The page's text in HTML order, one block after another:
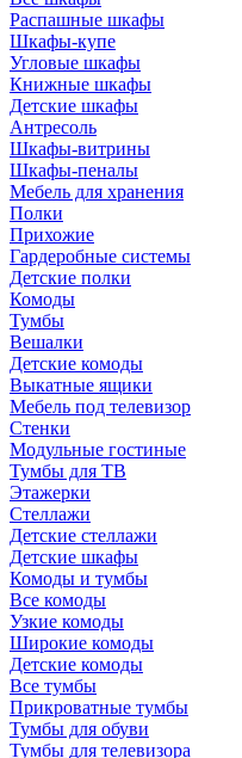
Распашные шкафы
Шкафы-купе
Угловые шкафы
Книжные шкафы
Детские шкафы
Антресоль
Шкафы-витрины
Шкафы-пеналы
Мебель для хранения
Полки
Прихожие
Гардеробные системы
Детские полки
Комоды
Тумбы
Вешалки
Детские комоды
Выкатные ящики
Мебель под телевизор
Стенки
Модульные гостиные
Тумбы для ТВ
Этажерки
Стеллажи
Детские стеллажи
Детские шкафы
Комоды и тумбы
Все комоды
Узкие комоды
Широкие комоды
Детские комоды
Все тумбы
Прикроватные тумбы
Тумбы для обуви
Тумбы для телевизора